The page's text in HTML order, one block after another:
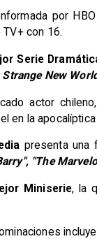
por
con 16.
Serie
Strange New
actor
en la apocalíptica
presenta una
"The
Miniserie, la
incluye